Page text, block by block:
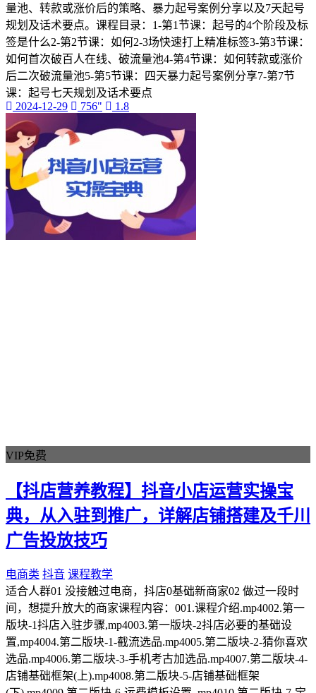
量池、转款或涨价后的策略、暴力起号案例分享以及7天起号
规划及话术要点。课程目录：1-第1节课：起号的4个阶段及标
签是什么2-第2节课：如何2-3场快速打上精准标签3-第3节课：
如何首次破百人在线、破流量池4-第4节课：如何转款或涨价
后二次破流量池5-第5节课：四天暴力起号案例分享7-第7节
课：起号七天规划及话术要点
2024-12-29
756" 1.8
VIP免费
【抖店营养教程】抖音小店运营实操宝
典，从入驻到推广，详解店铺搭建及千川
广告投放技巧
电商类 抖音 课程教学
适合人群01 没接触过电商，抖店0基础新商家02 做过一段时
间，想提升放大的商家课程内容：001.课程介绍.mp4002.第一
版块-1抖店入驻步骤,mp4003.第一版块-2抖店必要的基础设
置,mp4004.第二版块-1-截流选品.mp4005.第二版块-2-猜你喜欢
选品.mp4006.第二版块-3-手机考古加选品.mp4007.第二版块-4-
店铺基础框架(上).mp4008.第二版块-5-店铺基础框架